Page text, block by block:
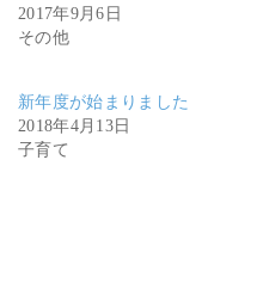
2017年9月6日
その他
新年度が始まりました
2018年4月13日
子育て